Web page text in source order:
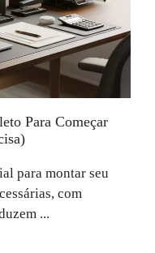
Para Começar
para montar seu
com
...